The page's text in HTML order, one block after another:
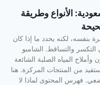
الأنواع وطريقة
بنفسه، لكنه يحدد ما إذا كان
والتساقط. الشامبو
المياه الصلبة الشائعة
من المنتجات المركزة. هنا
فهرس المحتوى لماذا لا